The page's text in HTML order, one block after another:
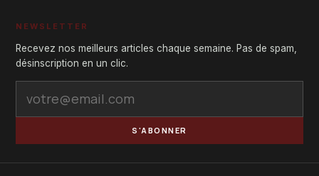
NEWSLETTER
Recevez nos meilleurs articles chaque semaine. Pas de spam,
désinscription en un clic.
S'ABONNER